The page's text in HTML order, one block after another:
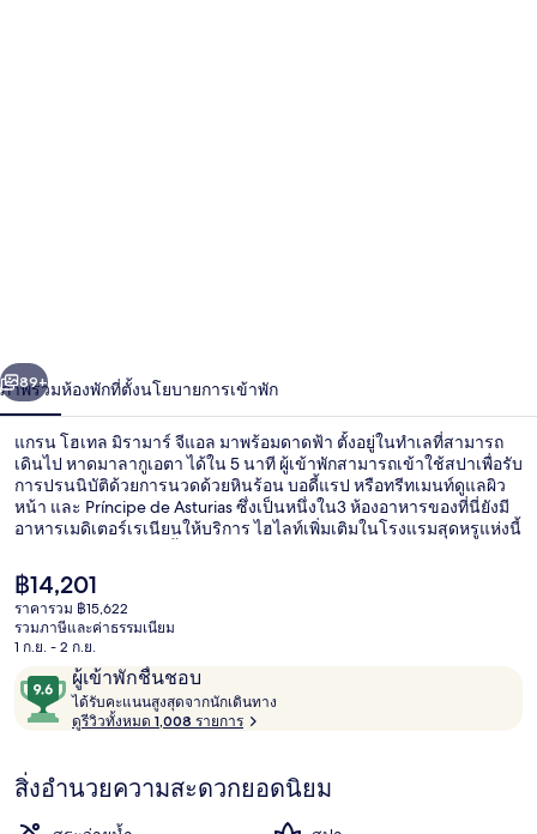
รา
มาร์
แอล
า
ถัดไป
89+
ภาพรวมห้องพักที่ตั้งนโยบายการเข้าพัก
แกรน โฮเทล มิรามาร์ จีแอล มาพร้อมดาดฟ้า ตั้งอยู่ในทำเลที่สามารถ
เดินไป หาดมาลากูเอตา ได้ใน 5 นาที ผู้เข้าพักสามารถเข้าใช้สปาเพื่อรับ
การปรนนิบัติด้วยการนวดด้วยหินร้อน บอดี้แรป หรือทรีทเมนท์ดูแลผิว
หน้า และ Príncipe de Asturias ซึ่งเป็นหนึ่งใน3 ห้องอาหารของที่นี่ยังมี
อาหารเมดิเตอร์เรเนียนให้บริการ ไฮไลท์เพิ่มเติมในโรงแรมสุดหรูแห่งนี้
ประทับใจพนักงานและสภาพที่พัก ที่พักนี้อยู่ใกล้ขนส่งสาธารณะ: เดิน 4
นาทีถึง สถานี La Malagueta
ราคา
ปัจจุบัน
฿14,201
฿14,201
ราคารวม ฿15,622
รวมภาษีและค่าธรรมเนียม
1 ก.ย. - 2 ก.ย.
รีวิว ผู้เข้าพักชื่นชอบ
9.6
จาก
10,
เข้า
ได้รับคะแนนสูงสุดจากนักเดินทาง
ค
แ
ดูรีวิวทั้งหมด 1,008 รายการ
สิ่งอำนวยความสะดวกยอดนิยม